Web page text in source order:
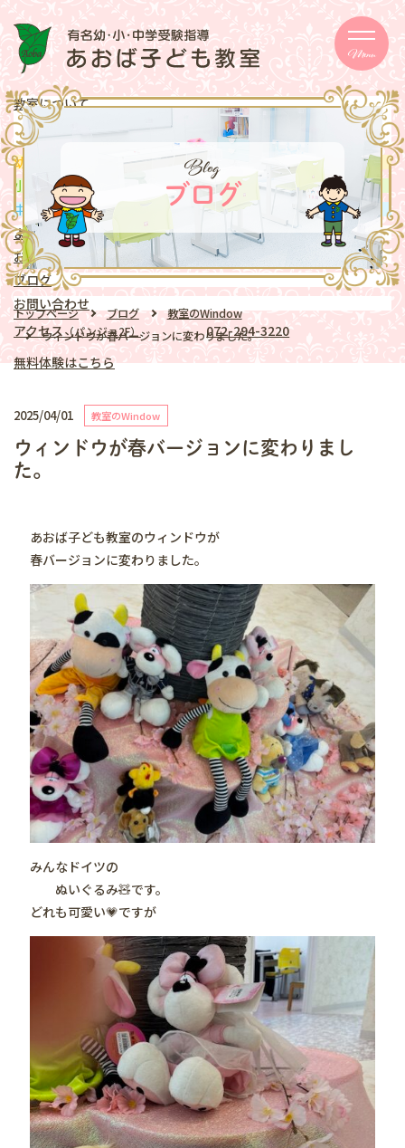
Menu
教室について
メッセージ 取り組み
幼児
school
小学生クラス
school中学生クラス
よくある質問
お知らせ
ブログ
お問い合わせ
アクセス（パンジョ2F）
072-294-3220
無料体験はこちら
Blog
ブログ
トップページ ブログ
教室のWindow
ウィンドウが春バージョンに変わりました。
2025/04/01 教室のWindow
ウィンドウが春バージョンに変わりまし
た。
あおば子ども教室のウィンドウが
春バージョンに変わりました。
みんなドイツの
ぬいぐるみ🧸です。
どれも可愛い💗ですが